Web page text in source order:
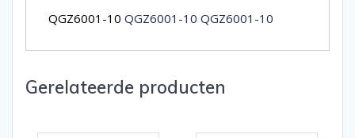
QGZ6001-10 QGZ6001-10 QGZ6001-10
Gerelateerde producten